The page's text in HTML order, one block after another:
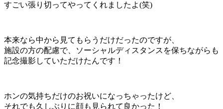
すごい張り切ってやってくれましたよ(笑)
本来なら中から見てもらうだけだったのですが、
施設の方の配慮で、ソーシャルディスタンスを保ちながらも
記念撮影していただけたんです！
ホンの気持ちだけのお祝いになっちゃったけど、
それでも久しぶりに顔も見られて良かった！